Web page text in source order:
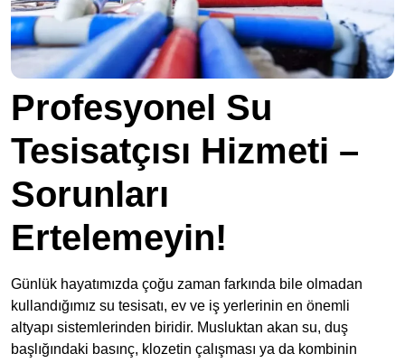
Profesyonel Su
Tesisatçısı Hizmeti –
Sorunları
Ertelemeyin!
Günlük hayatımızda çoğu zaman farkında bile olmadan
kullandığımız su tesisatı, ev ve iş yerlerinin en önemli
altyapı sistemlerinden biridir. Musluktan akan su, duş
başlığındaki basınç, klozetin çalışması ya da kombinin